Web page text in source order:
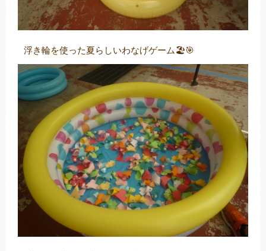
浮き輪を使った夏らしいわなげゲーム🏖️🎯